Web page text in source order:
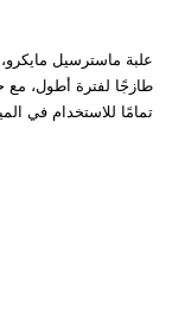
علبة ماسترسيل
طازجًا لفترة أطول، مع
تمامًا للاستخدام في